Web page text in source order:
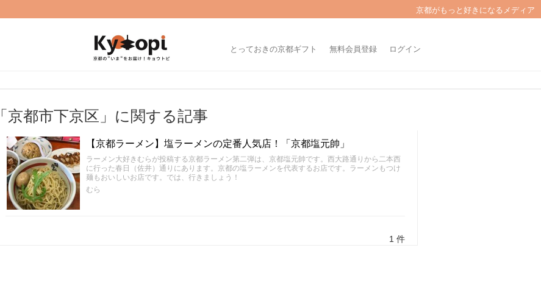
京都がもっと好きになるメディア
とっておきの京都ギフト 無料会員登録 ログイン
「京都市下京区」に関する記事
【京都ラーメン】塩ラーメンの定番人気店！「京都塩元帥」
ラーメン大好きむらが投稿する京都ラーメン第二弾は、京都塩元帥です。西大路通りから二本西
に行った春日（佐井）通りにあります。京都の塩ラーメンを代表するお店です。ラーメンもつけ
麺もおいしいお店です。では、行きましょう！
むら
1 件